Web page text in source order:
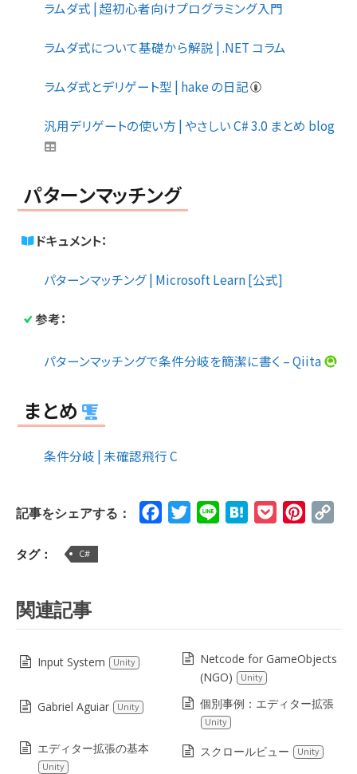
ラムダ式 | 超初心者向けプログラミング入門
ラムダ式について基礎から解説 | .NET コラム
ラムダ式とデリゲート型 | hake の日記
汎用デリゲートの使い方 | やさしい C# 3.0 まとめ blog
パターンマッチング
ドキュメント：
パターンマッチング | Microsoft Learn [公式]
参考：
パターンマッチングで条件分岐を簡潔に書く – Qiita
まとめ
条件分岐 | 未確認飛行 C
記事をシェアする： FacebookTwitterLine HatenaPocket
タグ： C#
関連記事
Input System Unity
Netcode for GameObjects
(NGO)
Unity
Gabriel Aguiar Unity 個別事例：エディター拡張
Unity
エディター拡張の基本
Unity
スクロールビュー Unity